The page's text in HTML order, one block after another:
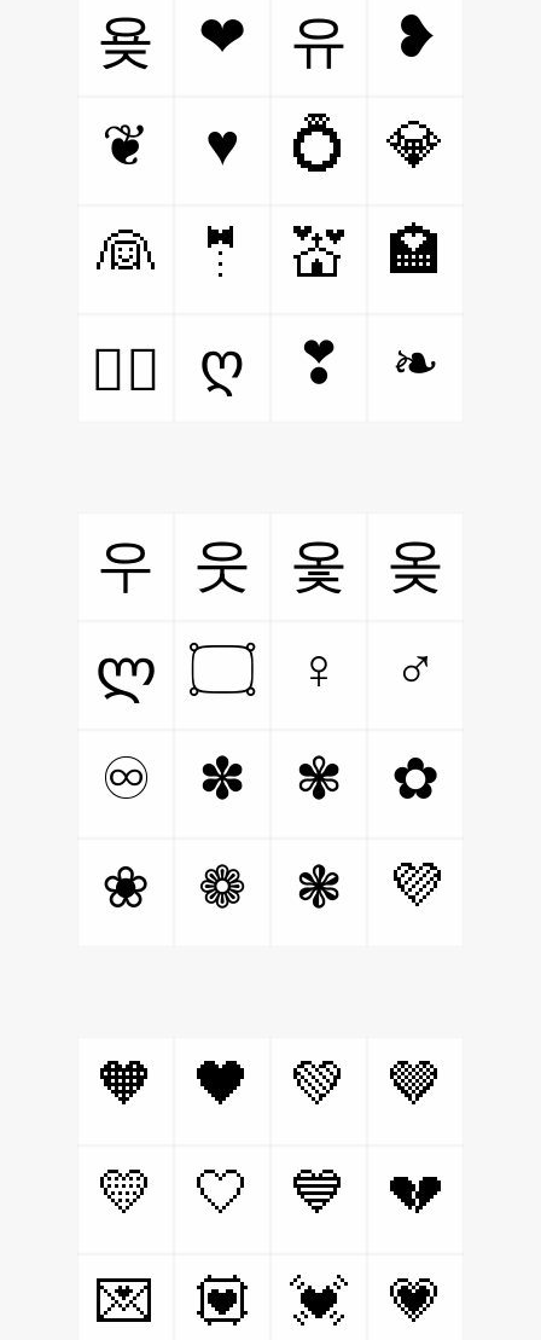
욪 ❤ 유
❥
❦
♥ 💍
💎
👰
🤵 💒
🏩
❤️‍🔥
ღ ❣ ❧
우 웃 옻
옺
ლ ۝ ♀
♂
♾
✽ ✾
✿
❀
❁ ❃ 💜
🧡 🖤 💚
🤎
💛
🤍 💙
💔
💌
💟 💓 💗